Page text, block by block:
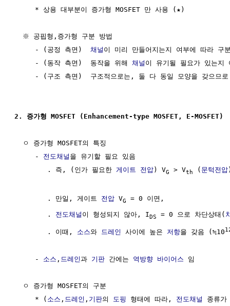
     * 상용 대부분이 증가형 MOSFET 만 사용 (★)
  ※ 공핍형,증가형 구분 방법
     - (공정 측면)
채널 이 미리 만들어지는지 여부에 따라 구
     - (동작 측면)  동작을 위해
채널 이 유기될 필요가 있는지
- (구조 측면)  구조적으로는, 둘 다 동일 모양을 갖으므로
2. 증가형 MOSFET (Enhancement-type MOSFET, E-MOSFET)
  ㅇ 증가형 MOSFET의 특징
     -
전도채널 을 유기할 필요 있음
        . 즉, (인가 필요한
게이트 전압) VG > Vth ( 문턱전압
        . 만일, 게이트
전압 VG = 0 이면,
        .
전도채널 이 형성되지 않아, IDS = 0 으로 차단상태(
        . 이때,
소스와 드레인 사이에 높은 저항을 갖음 (≒10
     -
소스 , 드레인과 기판 간에는 역방향 바이어스 임
  ㅇ 증가형 MOSFET의 구분
     * (
소스 , 드레인 , 기판의 도핑 형태에 따라, 전도채널 종류